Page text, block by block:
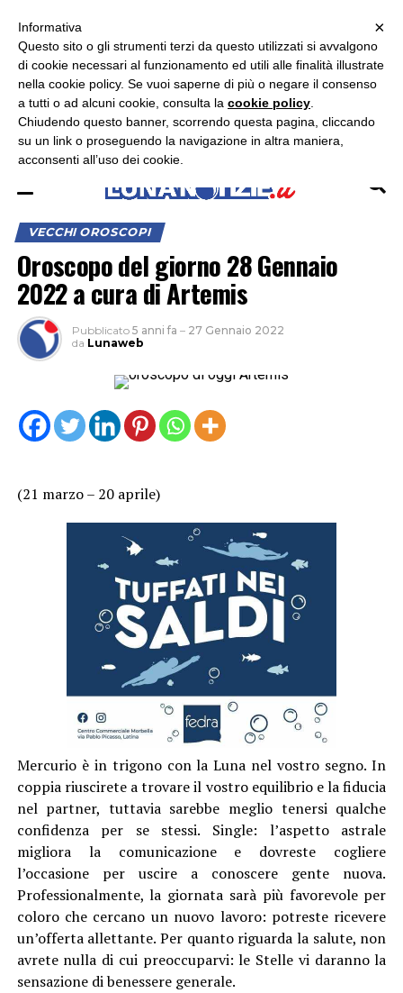
ASCOLTA RADIO LUNA
VECCHI OROSCOPI
Oroscopo del giorno 28 Gennaio
2022 a cura di Artemis
Pubblicato 5 anni fa – 27 Gennaio 2022
da Lunaweb
(21 marzo – 20 aprile)
Mercurio è in trigono con la Luna nel vostro segno. In
coppia riuscirete a trovare il vostro equilibrio e la fiducia
nel partner, tuttavia sarebbe meglio tenersi qualche
confidenza per se stessi. Single: l’aspetto astrale
migliora la comunicazione e dovreste cogliere
l’occasione per uscire a conoscere gente nuova.
Professionalmente, la giornata sarà più favorevole per
coloro che cercano un nuovo lavoro: potreste ricevere
un’offerta allettante. Per quanto riguarda la salute, non
avrete nulla di cui preoccuparvi: le Stelle vi daranno la
sensazione di benessere generale.
×
Informativa
Questo sito o gli strumenti terzi da questo utilizzati si avvalgono
di cookie necessari al funzionamento ed utili alle finalità illustrate
nella cookie policy. Se vuoi saperne di più o negare il consenso
a tutti o ad alcuni cookie, consulta la cookie policy
Chiudendo questo banner, scorrendo questa pagina, cliccando
su un link o proseguendo la navigazione in altra maniera,
acconsenti all’uso dei cookie.